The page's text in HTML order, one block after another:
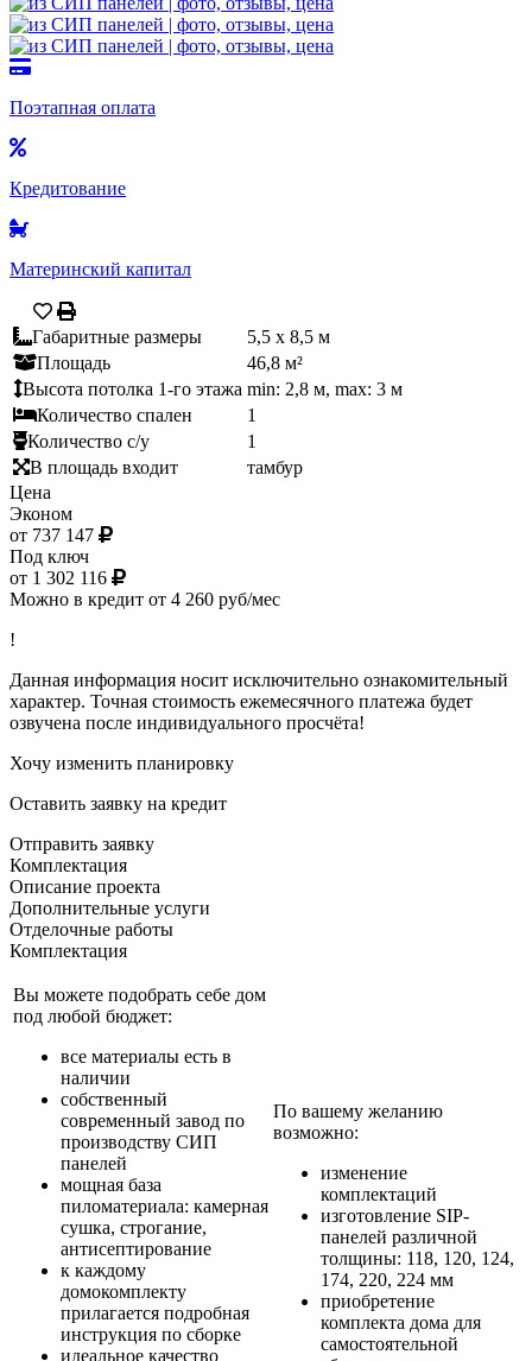
Поэтапная оплата
Кредитование
Материнский капитал
Габаритные размеры
5,5 x 8,5 м
Площадь
46,8 м²
Высота потолка 1-го этажа min: 2,8 м, max: 3 м
Количество спален
1
Количество с/у
1
В площадь входит
тамбур
Цена
Эконом
от 737 147
Под ключ
от 1 302 116
Можно в кредит от 4 260 руб/мес
!
Данная информация носит исключительно ознакомительный
характер. Точная стоимость ежемесячного платежа будет
озвучена после индивидуального просчёта!
Хочу изменить планировку
Оставить заявку на кредит
Отправить заявку
Комплектация
Описание проекта
Дополнительные услуги
Отделочные работы
Комплектация
Вы можете подобрать себе дом
под любой бюджет:
все материалы есть в
наличии
собственный
современный завод по
производству СИП
панелей
мощная база
пиломатериала: камерная
сушка, строгание,
антисептирование
к каждому
домокомплекту
прилагается подробная
инструкция по сборке
идеальное качество
По вашему желанию
возможно:
изменение
комплектаций
изготовление SIP-
панелей различной
толщины: 118, 120, 124,
174, 220, 224 мм
приобретение
комплекта дома для
самостоятельной